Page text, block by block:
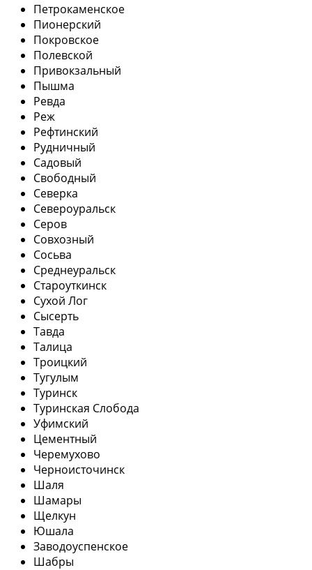
Петрокаменское
Пионерский
Покровское
Полевской
Привокзальный
Пышма
Ревда
Реж
Рефтинский
Рудничный
Садовый
Свободный
Северка
Североуральск
Серов
Совхозный
Сосьва
Среднеуральск
Староуткинск
Сухой Лог
Сысерть
Тавда
Талица
Троицкий
Тугулым
Туринск
Туринская Слобода
Уфимский
Цементный
Черемухово
Черноисточинск
Шаля
Шамары
Щелкун
Юшала
Заводоуспенское
Шабры